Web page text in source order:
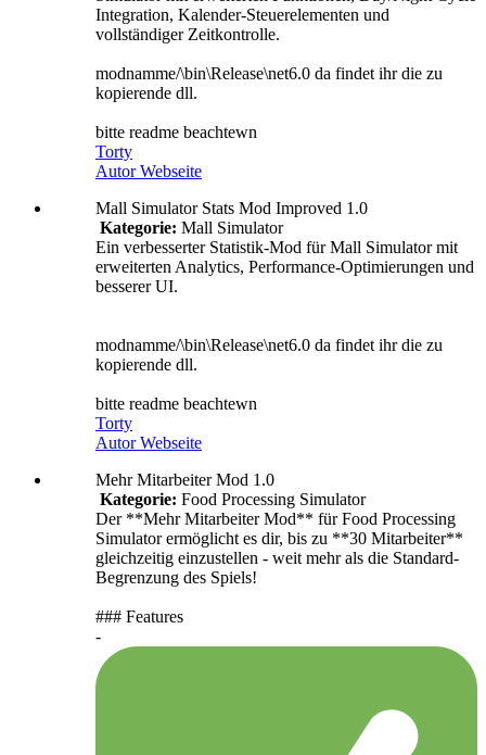
Integration, Kalender-Steuerelementen und
vollständiger Zeitkontrolle.
modnamme/\bin\Release\net6.0 da findet ihr die zu
kopierende dll.
bitte readme beachtewn
Torty
Autor Webseite
Mall Simulator Stats Mod Improved 1.0
Kategorie: Mall Simulator
Ein verbesserter Statistik-Mod für Mall Simulator mit
erweiterten Analytics, Performance-Optimierungen und
besserer UI.
modnamme/\bin\Release\net6.0 da findet ihr die zu
kopierende dll.
bitte readme beachtewn
Torty
Autor Webseite
Mehr Mitarbeiter Mod 1.0
Kategorie: Food Processing Simulator
Der **Mehr Mitarbeiter Mod** für Food Processing
Simulator ermöglicht es dir, bis zu **30 Mitarbeiter**
gleichzeitig einzustellen - weit mehr als die Standard-
Begrenzung des Spiels!
### Features
-